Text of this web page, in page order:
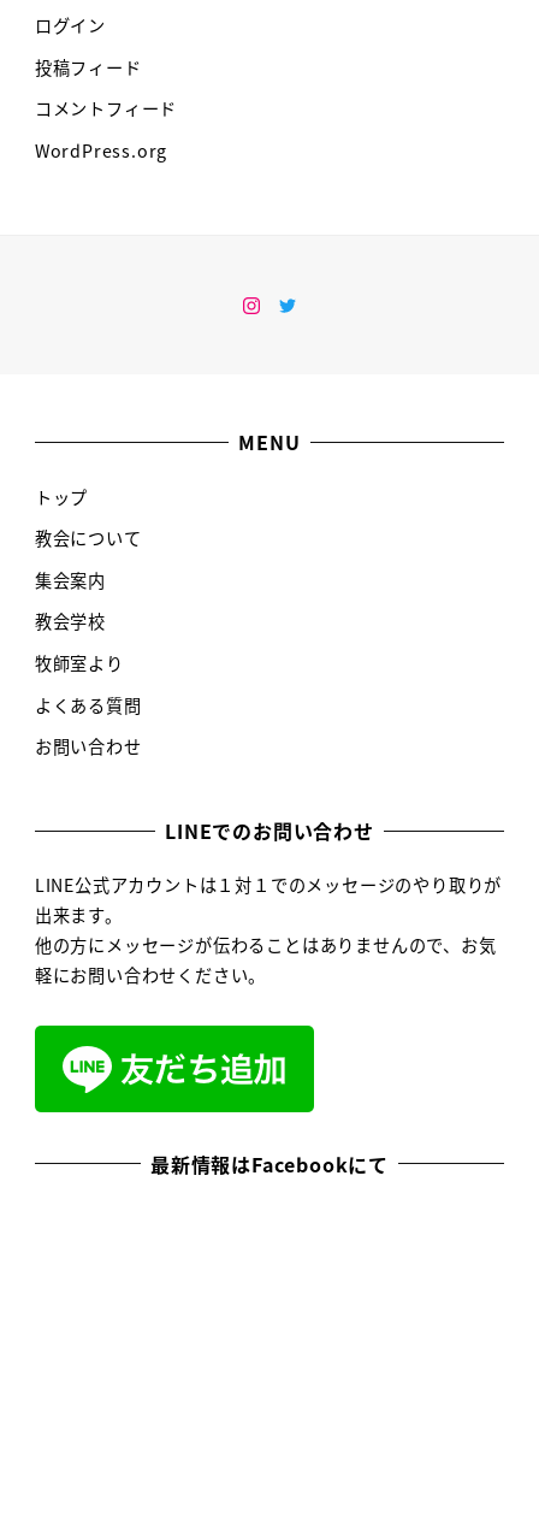
ログイン
投稿フィード
コメントフィード
WordPress.org
Instagram
Twitter
MENU
トップ
教会について
集会案内
教会学校
牧師室より
よくある質問
お問い合わせ
LINEでのお問い合わせ
LINE公式アカウントは１対１でのメッセージのやり取りが
出来ます。
他の方にメッセージが伝わることはありませんので、お気
軽にお問い合わせください。
最新情報はFacebookにて